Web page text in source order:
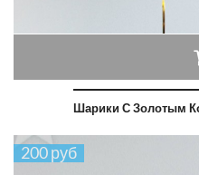
Шарики С Золотым
200 руб